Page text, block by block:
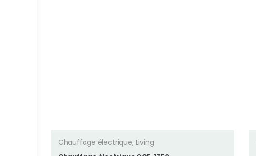
Chauffage électrique, Living